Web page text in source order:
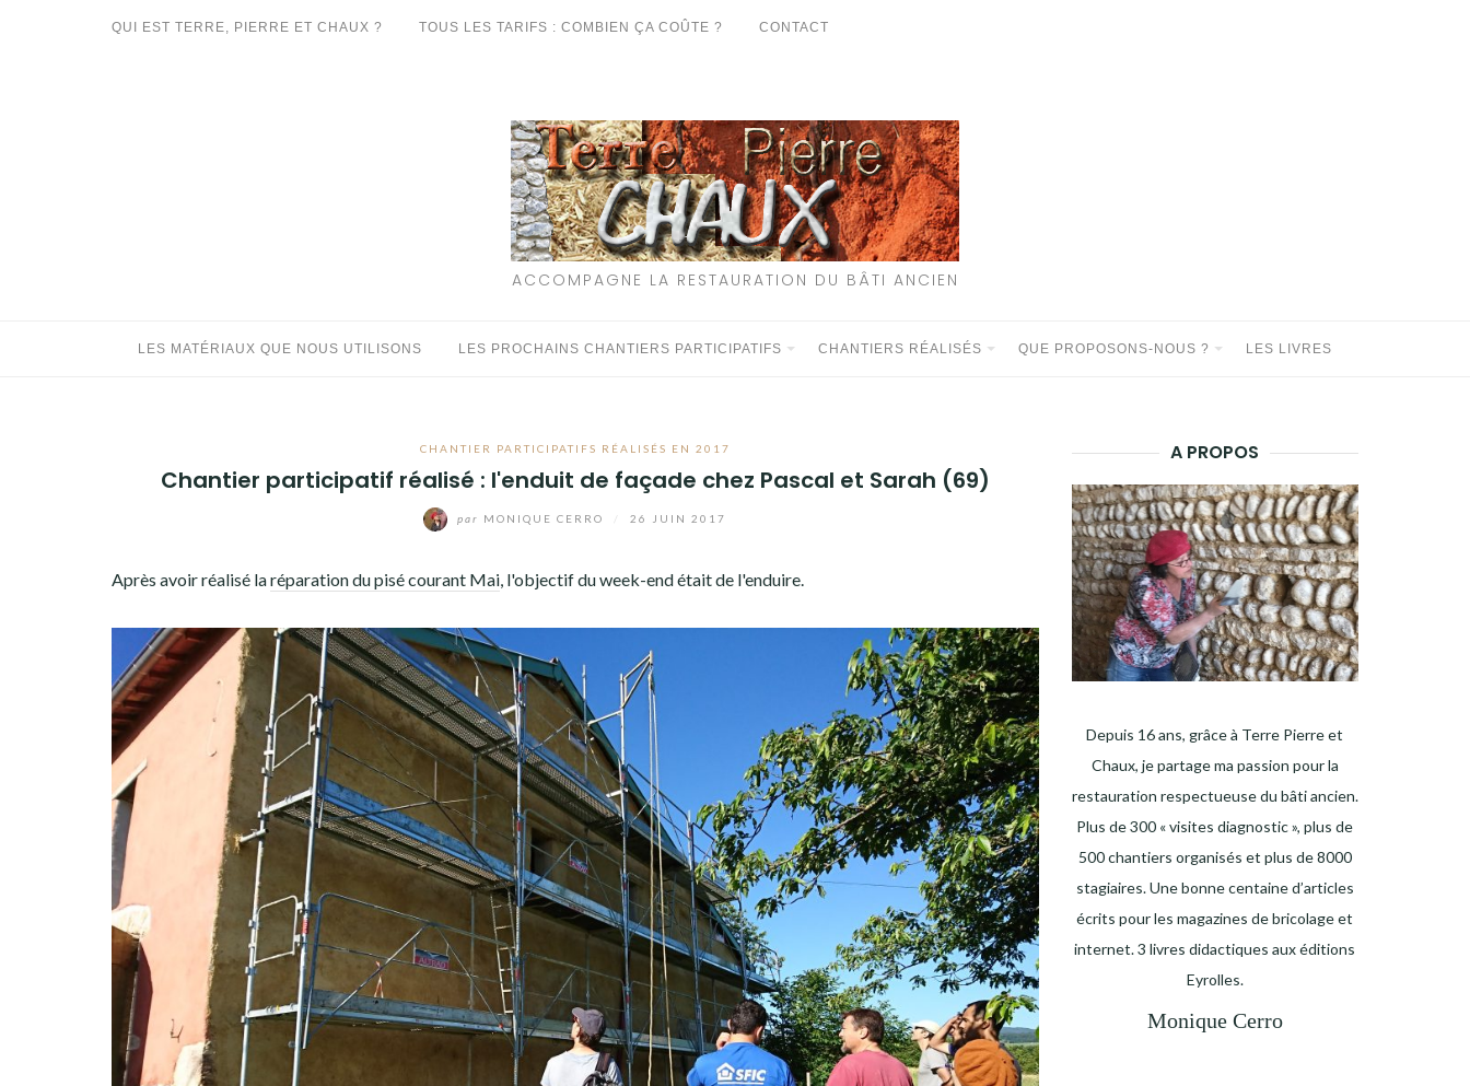
QUI EST TERRE, PIERRE ET CHAUX ? TOUS LES TARIFS : COMBIEN ÇA COÛTE ? CONTACT
ACCOMPAGNE LA RESTAURATION DU BÂTI ANCIEN
LES MATÉRIAUX QUE NOUS UTILISONS LES PROCHAINS CHANTIERS PARTICIPATIFS CHANTIERS RÉALISÉS QUE PROPOSONS-NOUS ? LES LIVRES
CHANTIER PARTICIPATIFS RÉALISÉS EN 2017
Chantier participatif réalisé : l'enduit de façade chez Pascal et Sarah (69)
par MONIQUE CERRO 26 JUIN 2017
Après avoir réalisé laréparation du pisé courant Mai, l'objectif du week-end était de l'enduire.
A PROPOS
Depuis 16 ans, grâce à Terre Pierre et
Chaux, je partage ma passion pour la
restauration respectueuse du bâti ancien.
Plus de 300 « visites diagnostic », plus de
500 chantiers organisés et plus de 8000
stagiaires. Une bonne centaine d’articles
écrits pour les magazines de bricolage et
internet. 3 livres didactiques aux éditions
Eyrolles.
Monique Cerro